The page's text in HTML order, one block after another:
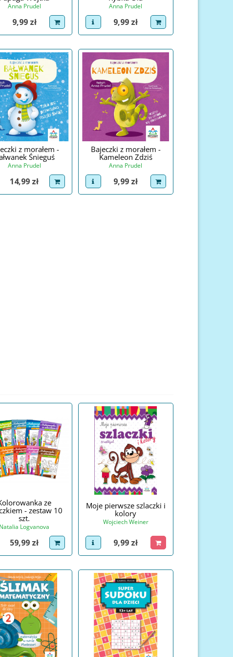
Anna Prudel
product
Cena
9,99 zł dodaj do koszyka
Anna Prudel
view product
Cena
9,99 zł dodaj do koszyka
z morałem -
Śnieguś
Anna Prudel
product
Cena
14,99 zł dodaj do koszyka
Bajeczki z morałem -
Kameleon Zdziś
Anna Prudel
view product
Cena
9,99 zł dodaj do koszyka
ze
- zestaw 10
szt.
Natalia Logvanova
product
Cena
59,99 zł dodaj do koszyka
Moje pierwsze szlaczki i
kolory
Wojciech Weiner
view product
Cena
9,99 zł dodaj do koszyka